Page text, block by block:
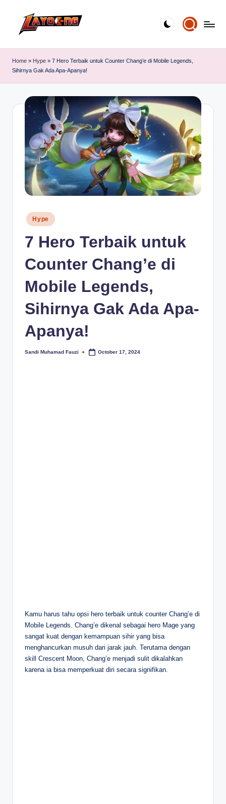
Home » Hype » 7 Hero Terbaik untuk Counter Chang’e di Mobile Legends,
Sihirnya Gak Ada Apa-Apanya!
Posted
in
Hype
7 Hero Terbaik untuk
Counter Chang’e di
Mobile Legends,
Sihirnya Gak Ada Apa-
Apanya!
Posted
Sandi Muhamad Fauzi October 17, 2024
Kamu harus tahu opsi hero terbaik untuk counter Chang’e di
Mobile Legends. Chang’e dikenal sebagai hero Mage yang
sangat kuat dengan kemampuan sihir yang bisa
menghancurkan musuh dari jarak jauh. Terutama dengan
skill Crescent Moon, Chang’e menjadi sulit dikalahkan
karena ia bisa memperkuat diri secara signifikan.